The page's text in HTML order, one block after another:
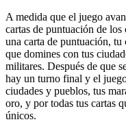
A medida que el juego
cartas de puntuación de los
una carta de puntuación,
que domines con tus
militares. Después de que
hay un turno final y el
ciudades y pueblos, tus
oro, y por todas tus cartas
únicos.